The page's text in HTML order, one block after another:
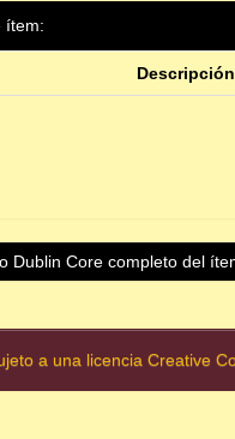
ítem:
Descripción
Dublin Core completo del
a una licencia Creative